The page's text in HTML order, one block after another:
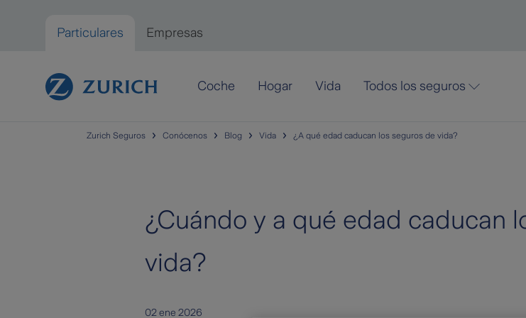
Particulares Empresas
Coche Hogar Vida Todos los seguros
Zurich Seguros Conócenos Blog Vida ¿A qué edad caducan los seguros de vida?
¿Cuándo y a qué edad caducan
vida?
02 ene 2026